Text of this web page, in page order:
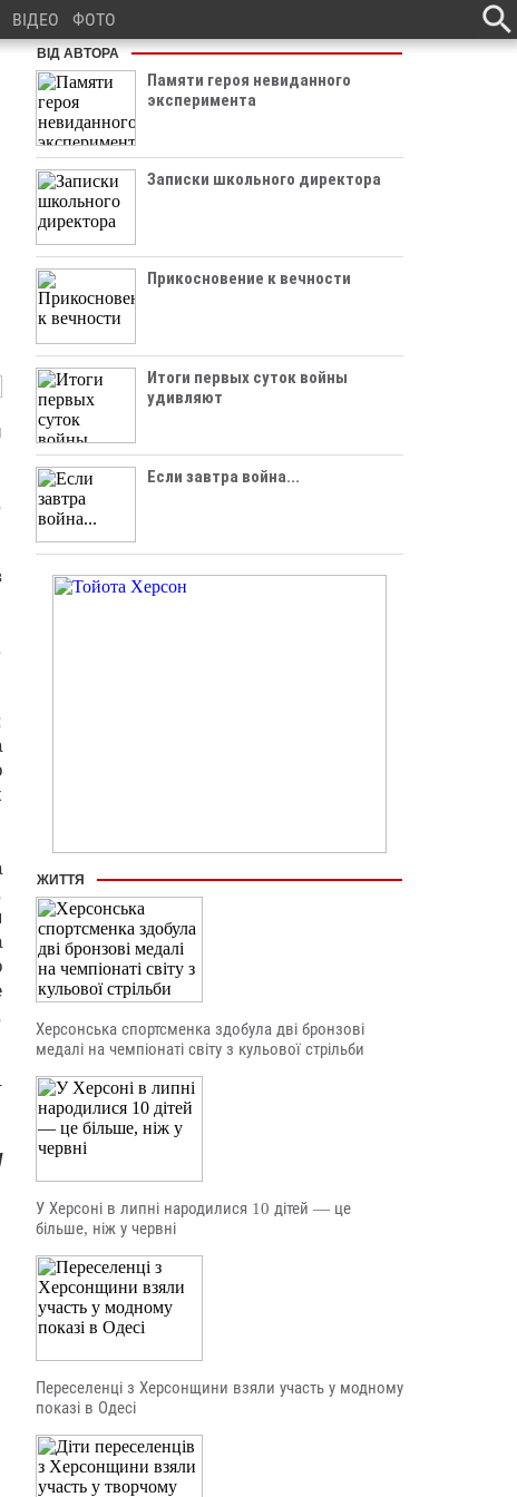
ВІДЕО ФОТО
ВІД АВТОРА
Памяти героя невиданного
эксперимента
Записки школьного директора
Прикосновение к вечности
Итоги первых суток войны
удивляют
Если завтра война...
ЖИТТЯ
Херсонська спортсменка здобула дві бронзові
медалі на чемпіонаті світу з кульової стрільби
У Херсоні в липні народилися 10 дітей — це
більше, ніж у червні
Переселенці з Херсонщини взяли участь у модному
показі в Одесі